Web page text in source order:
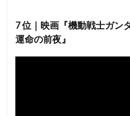
7 位｜映画『機動戦士ガン
運命の前夜』